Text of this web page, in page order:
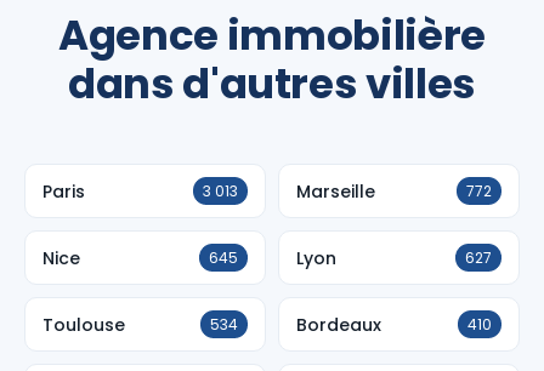
Agence immobilière
dans d'autres villes
Paris 3 013 Marseille 772
Nice 645 Lyon 627
Toulouse 534 Bordeaux 410